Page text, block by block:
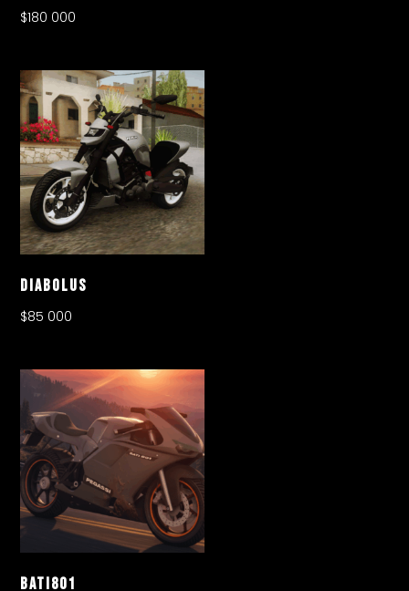
$180 000
Diabolus
$85 000
Bati801